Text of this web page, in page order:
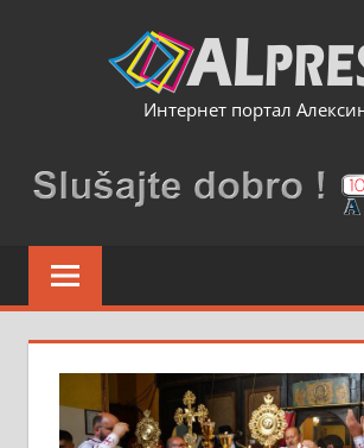
Интернет портал